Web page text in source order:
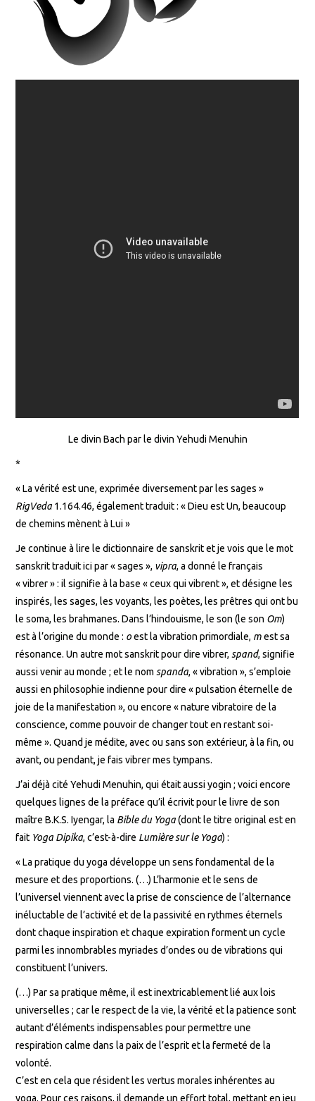
Le divin Bach par le divin Yehudi Menuhin
*
« La vérité est une, exprimée diversement par les sages »
RigVeda 1.164.46, également traduit : « Dieu est Un, beaucoup
de chemins mènent à Lui »
Je continue à lire le dictionnaire de sanskrit et je vois que le mot
sanskrit traduit ici par « sages », vipra, a donné le français
« vibrer » : il signifie à la base « ceux qui vibrent », et désigne les
inspirés, les sages, les voyants, les poètes, les prêtres qui ont bu
le soma, les brahmanes. Dans l’hindouisme, le son (le son Om)
est à l’origine du monde : oest la vibration primordiale, mest sa
résonance. Un autre mot sanskrit pour dire vibrer, spand, signifie
aussi venir au monde ; et le nom spanda, « vibration », s’emploie
aussi en philosophie indienne pour dire « pulsation éternelle de
joie de la manifestation », ou encore « nature vibratoire de la
conscience, comme pouvoir de changer tout en restant soi-
même ». Quand je médite, avec ou sans son extérieur, à la fin, ou
avant, ou pendant, je fais vibrer mes tympans.
J’ai déjà cité Yehudi Menuhin, qui était aussi yogin ; voici encore
quelques lignes de la préface qu’il écrivit pour le livre de son
maître B.K.S. Iyengar, la Bible du Yoga(dont le titre original est en
fait Yoga Dipika, c’est-à-dire Lumière sur le Yoga) :
« La pratique du yoga développe un sens fondamental de la
mesure et des proportions. (…) L’harmonie et le sens de
l’universel viennent avec la prise de conscience de l’alternance
inéluctable de l’activité et de la passivité en rythmes éternels
dont chaque inspiration et chaque expiration forment un cycle
parmi les innombrables myriades d’ondes ou de vibrations qui
constituent l’univers.
(…) Par sa pratique même, il est inextricablement lié aux lois
universelles ; car le respect de la vie, la vérité et la patience sont
autant d’éléments indispensables pour permettre une
respiration calme dans la paix de l’esprit et la fermeté de la
volonté.
C’est en cela que résident les vertus morales inhérentes au
yoga. Pour ces raisons, il demande un effort total, mettant en jeu